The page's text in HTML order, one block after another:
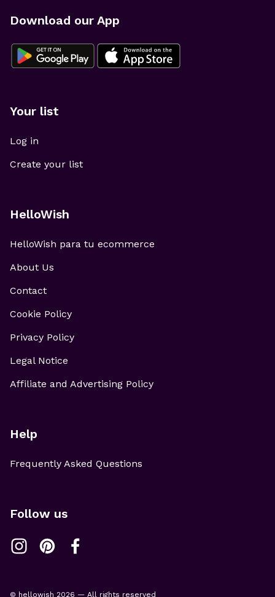
Download our App
Your list
Log in
Create your list
HelloWish
HelloWish para tu ecommerce
About Us
Contact
Cookie Policy
Privacy Policy
Legal Notice
Affiliate and Advertising Policy
Help
Frequently Asked Questions
Follow us
© hellowish 2026 — All rights reserved